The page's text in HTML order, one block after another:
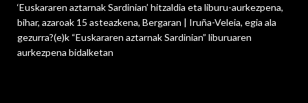
‘Euskararen aztarnak Sardinian’ hitzaldia eta liburu-aurkezpena,
bihar, azaroak 15 asteazkena, Bergaran | Iruña-Veleia, egia ala
gezurra?(e)k “Euskararen aztarnak Sardinian” liburuaren
aurkezpena bidalketan